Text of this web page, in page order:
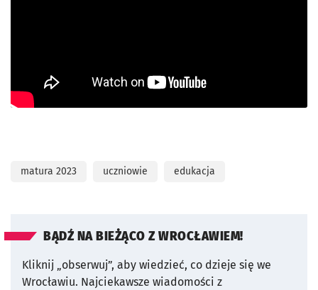
matura 2023 uczniowie edukacja
BĄDŹ NA BIEŻĄCO Z WROCŁAWIEM!
Kliknij „obserwuj”, aby wiedzieć, co dzieje się we
Wrocławiu. Najciekawsze wiadomości z